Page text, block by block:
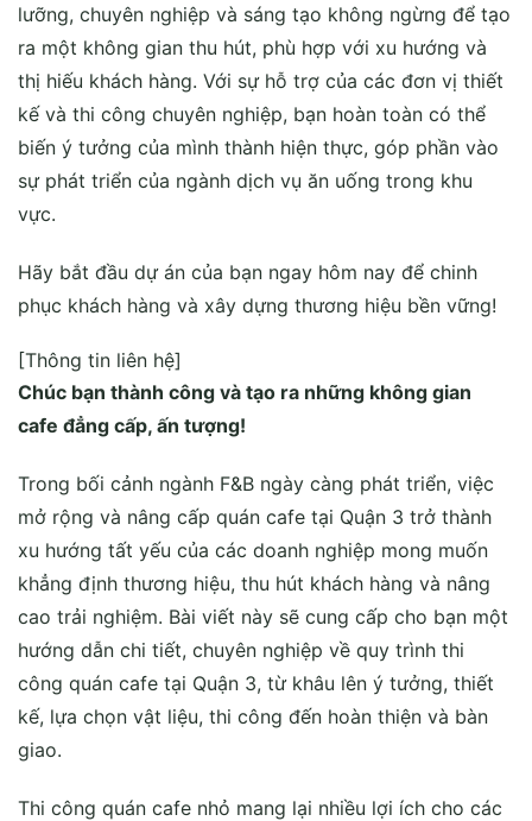
lưỡng, chuyên nghiệp và sáng tạo không ngừng để tạo
ra một không gian thu hút, phù hợp với xu hướng và
thị hiếu khách hàng. Với sự hỗ trợ của các đơn vị thiết
kế và thi công chuyên nghiệp, bạn hoàn toàn có thể
biến ý tưởng của mình thành hiện thực, góp phần vào
sự phát triển của ngành dịch vụ ăn uống trong khu
vực.
Hãy bắt đầu dự án của bạn ngay hôm nay để chinh
phục khách hàng và xây dựng thương hiệu bền vững!
[Thông tin liên hệ]
Chúc bạn thành công và tạo ra những không gian
cafe đẳng cấp, ấn tượng!
Trong bối cảnh ngành F&B ngày càng phát triển, việc
mở rộng và nâng cấp quán cafe tại Quận 3 trở thành
xu hướng tất yếu của các doanh nghiệp mong muốn
khẳng định thương hiệu, thu hút khách hàng và nâng
cao trải nghiệm. Bài viết này sẽ cung cấp cho bạn một
hướng dẫn chi tiết, chuyên nghiệp về quy trình thi
công quán cafe tại Quận 3, từ khâu lên ý tưởng, thiết
kế, lựa chọn vật liệu, thi công đến hoàn thiện và bàn
giao.
Thi công quán cafe nhỏ mang lại nhiều lợi ích cho các